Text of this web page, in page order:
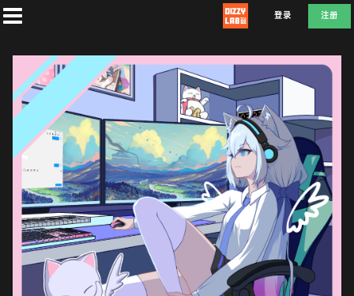
登录 注册
社
团